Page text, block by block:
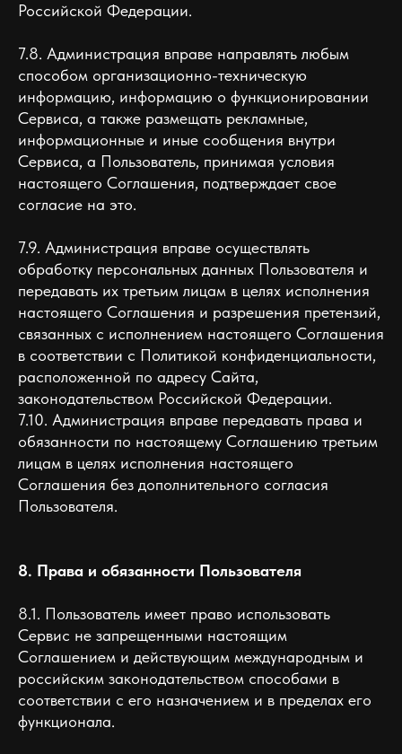
Российской Федерации.
7.8. Администрация вправе направлять любым
способом организационно-техническую
информацию, информацию о функционировании
Сервиса, а также размещать рекламные,
информационные и иные сообщения внутри
Сервиса, а Пользователь, принимая условия
настоящего Соглашения, подтверждает свое
согласие на это.
7.9. Администрация вправе осуществлять
обработку персональных данных Пользователя и
передавать их третьим лицам в целях исполнения
настоящего Соглашения и разрешения претензий,
связанных с исполнением настоящего Соглашения
в соответствии с Политикой конфиденциальности,
расположенной по адресу Сайта,
законодательством Российской Федерации.
7.10. Администрация вправе передавать права и
обязанности по настоящему Соглашению третьим
лицам в целях исполнения настоящего
Соглашения без дополнительного согласия
Пользователя.
8. Права и обязанности Пользователя
8.1. Пользователь имеет право использовать
Сервис не запрещенными настоящим
Соглашением и действующим международным и
российским законодательством способами в
соответствии с его назначением и в пределах его
функционала.